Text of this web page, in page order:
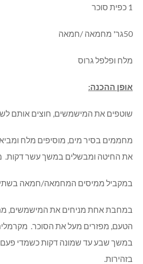
1 כפית סוכר
50גר' מחמאה /חמאה
מלח ופלפל גרוס
אופן ההכנה:
שוטפים את המישמשים, חוצים אותם
מחממים בסיר מים, מוסיפים מלח
את החיטה ומבשלים במשך עשר דקות.
במקביל ממיסים המחמאה/חמאה בשתי
במחבת אחת מניחים את המישמשים,
הטעם, מפזרים מעל את הסוכר.
במשך שבע עד שמונה דקות כשמדי פעם
בזהירות.